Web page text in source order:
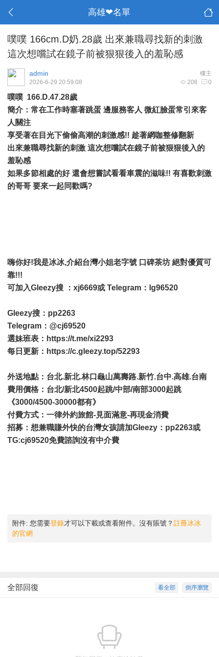
高雄❤名單
噗噗 166cm.D奶.28歲 出來兼職尋找新的刺激
這次想嚐試在鏡子前被狠狠後入的羞恥感
樓主
admin
208 0
2026-6-29 20:59:08
噗噗 166.D.47.28歲
簡介：常在工作時塞著跳蛋 邊服務客人 微紅臉蛋常引來客
人關注
享受著在目光下偷偷高潮的刺激感!! 趁著網咖整修翻新
出來兼職尋找新的刺激 這次想嚐試在鏡子前被狠狠後入的
羞恥感
如果多節相處的好 還會想嘗試看看車震的滋味!! 有喜歡刺激
的哥哥 要來一起同歡嗎?
嗨你好!我是冰冰,介紹台灣小姐老字號 口碑茶坊 絕對優質可
靠!!!
可加入Gleezy搜 ：xj6669或 Telegram：lg96520
Gleezy搜：pp2263
Telegram：@cj69520
選妹班表： https://t.me/xi2293
每日更新： https://c.gleezy.top/52293
外送地點：台北.新北.林口龜山萬壽路.新竹.台中.高雄.台南
費用價格：台北/新北4500起跳/中部/南部3000起跳
《3000/4500-30000都有》
付費方式：一律外約旅館-見面滿意-再現金消費
招募：想兼職賺外快的台灣女孩請加Gleezy：pp2263或
TG:cj69520免費諮詢沒有中介費
附件: 您需要登錄才可以下載或查看附件。沒有賬號？註冊冰冰
的官網
倒序瀏覽
看全部
全部回復